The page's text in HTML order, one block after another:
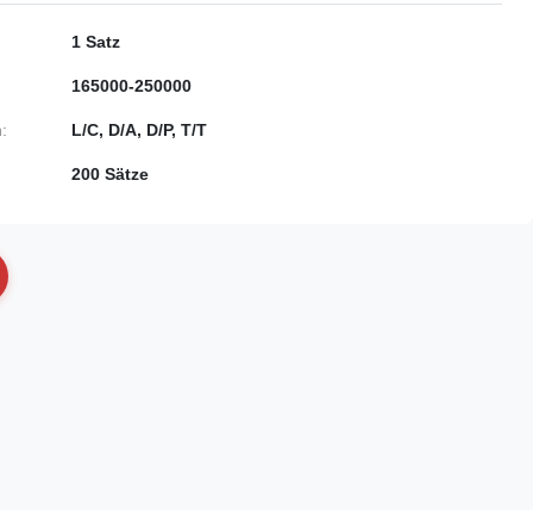
1 Satz
165000-250000
L/C, D/A, D/P, T/T
200 Sätze